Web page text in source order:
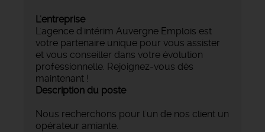
L'entreprise
L'agence d'intérim Auvergne Emplois est
votre partenaire unique pour vous assister
et vous conseiller dans votre évolution
professionnelle. Rejoignez-vous dès
maintenant !
Description du poste
Nous recherchons pour l'un de nos client un
opérateur amiante.